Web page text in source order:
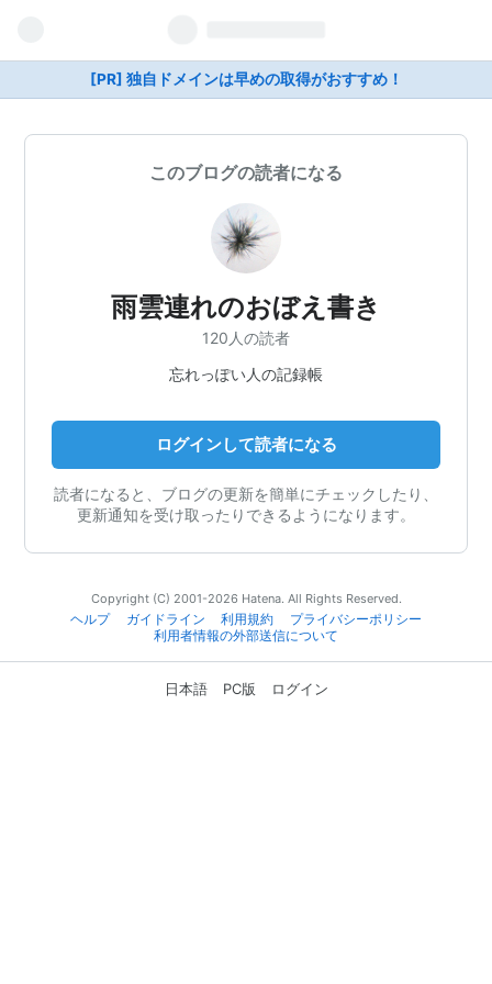
[PR] 独自ドメインは早めの取得がおすすめ！
このブログの読者になる
雨雲連れのおぼえ書き
120人の読者
忘れっぽい人の記録帳
ログインして読者になる
読者になると、ブログの更新を簡単にチェックしたり、
更新通知を受け取ったりできるようになります。
Copyright (C) 2001-2026 Hatena. All Rights Reserved.
ヘルプ
ガイドライン 利用規約
プライバシーポリシー
利用者情報の外部送信について
日本語 PC版 ログイン